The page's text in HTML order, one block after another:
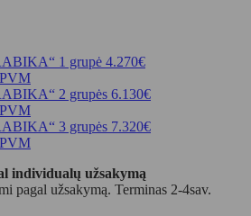
1 grupė 4.270€
2 grupės 6.130€
3 grupės 7.320€
individualų užsakymą
pagal užsakymą. Terminas 2-4sav.